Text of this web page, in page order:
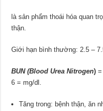
là sản phẩm thoái hóa quan
thận.
Giới hạn bình thường: 2.5 –
BUN (Blood Urea Nitrogen) =
6 = mg/dl.
Tăng trong: bệnh thận, ăn